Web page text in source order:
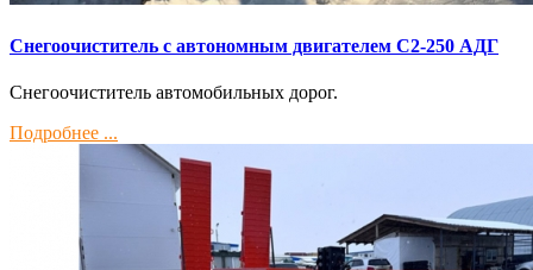
Снегоочиститель с автономным двигателем С2-250 АДГ
Снегоочиститель автомобильных дорог.
Подробнее ...